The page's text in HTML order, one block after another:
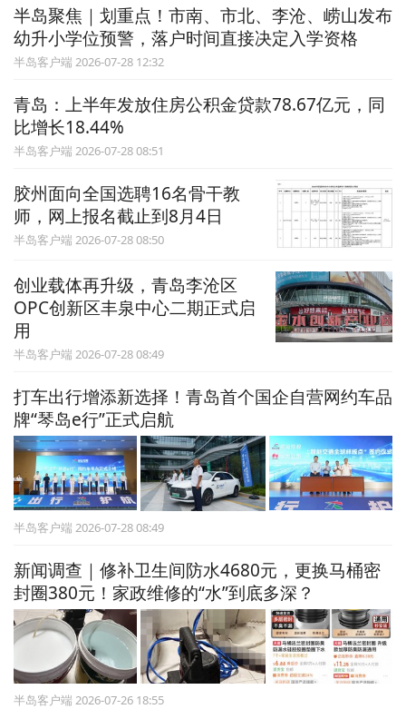
半岛聚焦｜划重点！市南、市北、李沧、崂山发布
幼升小学位预警，落户时间直接决定入学资格
半岛客户端 2026-07-28 12:32
青岛：上半年发放住房公积金贷款78.67亿元，同
比增长18.44%
半岛客户端 2026-07-28 08:51
胶州面向全国选聘16名骨干教
师，网上报名截止到8月4日
半岛客户端 2026-07-28 08:50
创业载体再升级，青岛李沧区
OPC创新区丰泉中心二期正式启
用
半岛客户端 2026-07-28 08:49
打车出行增添新选择！青岛首个国企自营网约车品
牌“琴岛e行”正式启航
半岛客户端 2026-07-28 08:49
新闻调查｜修补卫生间防水4680元，更换马桶密
封圈380元！家政维修的“水”到底多深？
半岛客户端 2026-07-26 18:55